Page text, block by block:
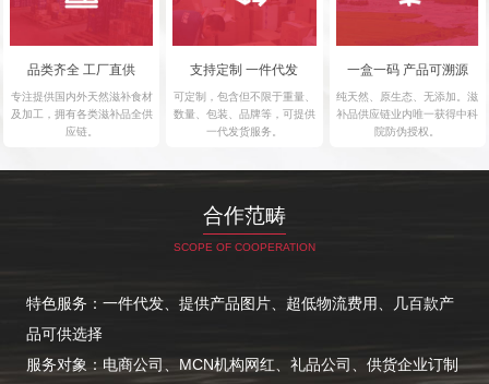
品类齐全 工厂直供
专注提供国内外天然滋补食材
及加工，拥有各类滋补品全供
应链。
支持定制 一件代发
可定制，包含但不限于重量、
数量、包装、品牌等，可提供
一代发货服务。
一盒一码 产品可溯源
纯天然、原生态、无添加。滋
补品供应链业内唯一获得中科
院防伪授权。
合作范畴
SCOPE OF COOPERATION
特色服务：一件代发、提供产品图片、超低物流费用、几百款产
品可供选择
服务对象：电商公司、MCN机构网红、礼品公司、供货企业订制